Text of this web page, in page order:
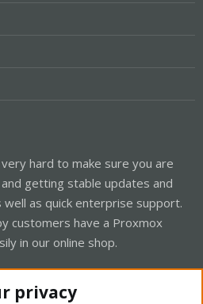
hard to make sure you are
getting stable updates and
as quick enterprise support.
customers have a Proxmox
in our online shop.
privacy